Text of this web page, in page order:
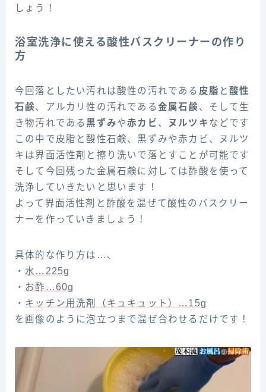
しょう！
浴室洗浄に使える酸性バスクリーナーの作り
方
今回落としたい汚れは酸性の汚れである 皮脂 と酸性
石鹸、アルカリ性の汚れである金属石鹸 、そして生
き物汚れである黒ずみや赤カビ、 ヌルツキ などです
この中で皮脂と酸性石鹸、黒ずみや赤カビ、ヌルツ
キは界面活性剤と擦り洗いで落とすことが可能です
そして今回残った金属石鹸に対しては酢酸を使って
洗浄していきたいと思います！
よって界面活性剤と酢酸を混ぜて酸性のバスクリー
ナーを作っていきましょう！
具体的な作り方は…、
・水…225g
・ お酢…60g
・ キッチン用洗剤（キュキュット）…15g
を画像のように泡立つまで混ぜ合わせるだけです！